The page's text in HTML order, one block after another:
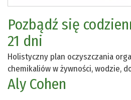
Pozbądź się
21 dni
Holistyczny plan oczyszczania
chemikaliów w żywności, wodzie,
Aly Cohen